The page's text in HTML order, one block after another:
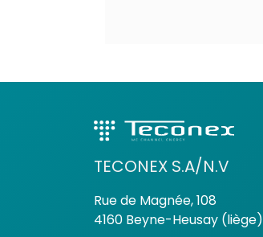
TECONEX S.A/N.V
Rue de Magnée, 108
4160 Beyne-Heusay (liège)